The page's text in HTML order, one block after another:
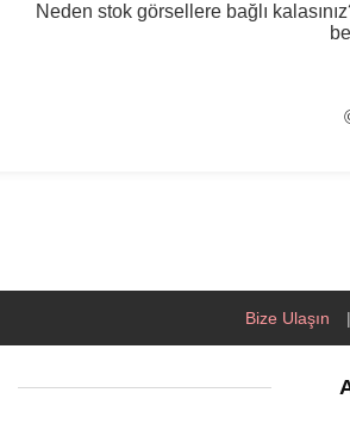
Neden stok görsellere bağlı
Bize Ulaşın |